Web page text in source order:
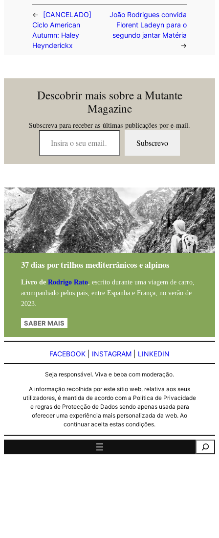
←
[CANCELADO]
Ciclo American
Autumn: Haley
Heynderickx
João Rodrigues convida
Florent Ladeyn para o
segundo jantar Matéria
→
Descobrir mais sobre a Mutante
Magazine
Subscreva para receber as últimas publicações por e-mail.
Insira o seu email…
Subscrevo
37 dias por trilhos mediterrânicos e alpinos
Livro de Rodrigo Rato, escrito durante uma viagem de carro,
acompanhado pelos pais, entre Espanha e França, no verão de
2023.
SABER MAIS
FACEBOOK INSTAGRAM LINKEDIN
Seja responsável. Viva e beba com moderação.
A informação recolhida por este sitio web, relativa aos seus
utilizadores, é mantida de acordo com a Política de Privacidade
e regras de Protecção de Dados sendo apenas usada para
oferecer uma experiência mais personalizada da web. Ao
continuar aceita estas condições.